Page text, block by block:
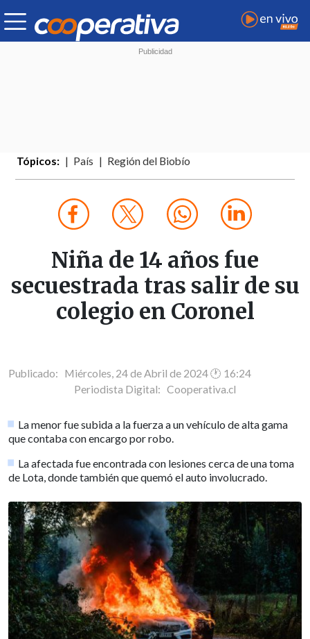
Tópicos: País Región del Biobío
Niña de 14 años fue
secuestrada tras salir de su
colegio en Coronel
Publicado: Miércoles, 24 de Abril de 2024 🕐 16:24
Periodista Digital: Cooperativa.cl
La menor fue subida a la fuerza a un vehículo de alta gama
que contaba con encargo por robo.
La afectada fue encontrada con lesiones cerca de una toma
de Lota, donde también que quemó el auto involucrado.